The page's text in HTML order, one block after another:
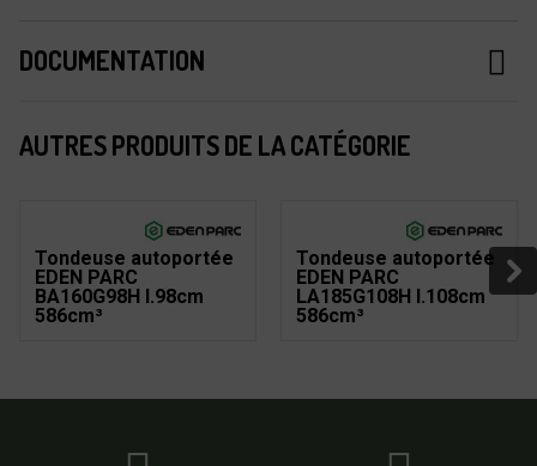
DOCUMENTATION
AUTRES PRODUITS DE LA CATÉGORIE
Tondeuse autoportée
EDEN PARC
BA160G98H l.98cm
586cm³
Tondeuse autoportée
EDEN PARC
LA185G108H l.108cm
586cm³